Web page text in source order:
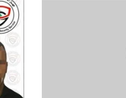
خلية
الاعلام
الامني
الوطني
يلقي
القبض